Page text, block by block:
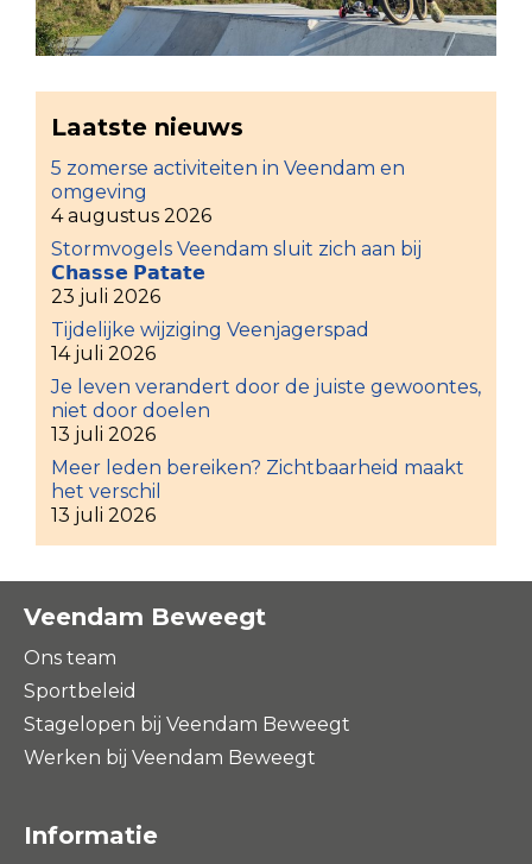
Laatste nieuws
5 zomerse activiteiten in Veendam en
omgeving
4 augustus 2026
Stormvogels Veendam sluit zich aan bij
𝗖𝗵𝗮𝘀𝘀𝗲 𝗣𝗮𝘁𝗮𝘁𝗲
23 juli 2026
Tijdelijke wijziging Veenjagerspad
14 juli 2026
Je leven verandert door de juiste gewoontes,
niet door doelen
13 juli 2026
Meer leden bereiken? Zichtbaarheid maakt
het verschil
13 juli 2026
Veendam Beweegt
Ons team
Sportbeleid
Stagelopen bij Veendam Beweegt
Werken bij Veendam Beweegt
Informatie